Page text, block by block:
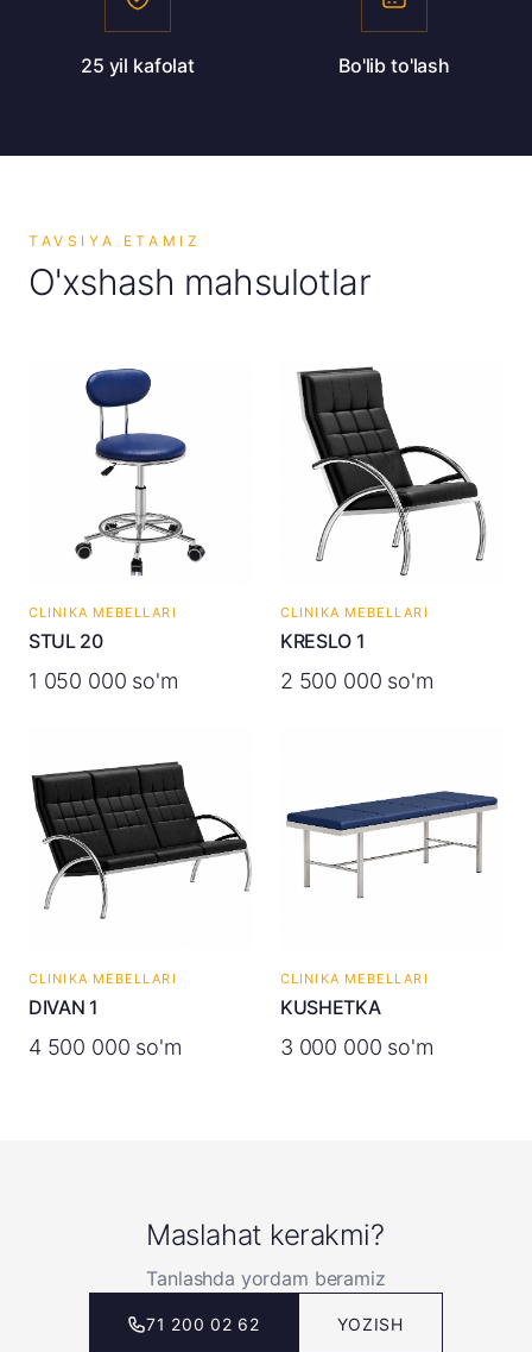
25 yil kafolat Bo'lib to'lash
TAVSIYA ETAMIZ
O'xshash mahsulotlar
CLINIKA MEBELLARI
STUL 20
1 050 000 so'm
CLINIKA MEBELLARI
KRESLO 1
2 500 000 so'm
CLINIKA MEBELLARI
DIVAN 1
4 500 000 so'm
CLINIKA MEBELLARI
KUSHETKA
3 000 000 so'm
Maslahat kerakmi?
Tanlashda yordam beramiz
71 200 02 62 YOZISH